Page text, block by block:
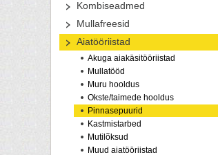
Kombiseadmed
Mullafreesid
Aiatööriistad
Akuga aiakäsitööriistad
Mullatööd
Muru hooldus
Okste/taimede hooldus
Pinnasepuurid
Kastmistarbed
Mutilõksud
Muud aiatööriistad